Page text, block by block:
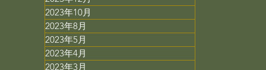
2023年10月
2023年8月
2023年5月
2023年4月
2023年3月